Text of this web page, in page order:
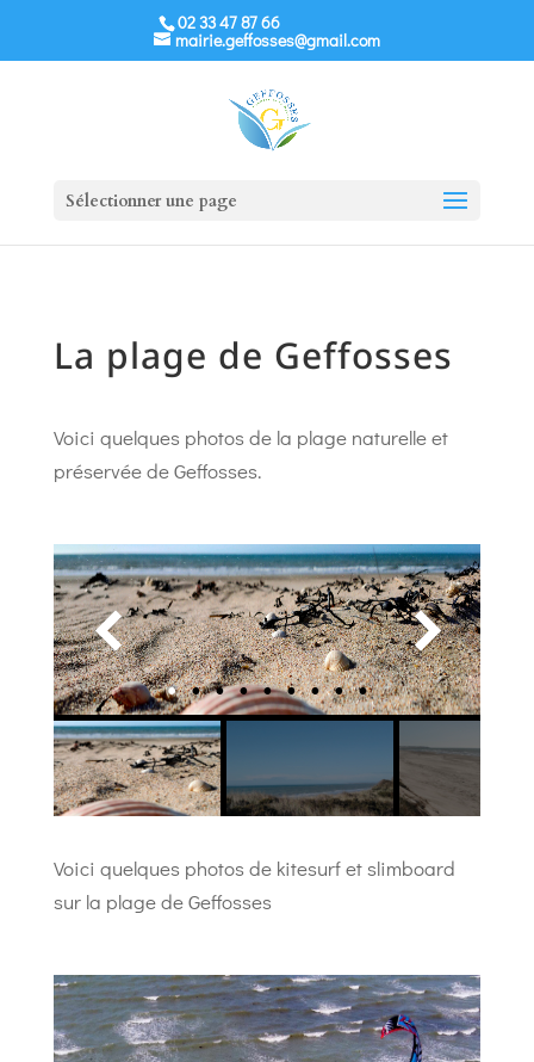
02 33 47 87 66
mairie.geffosses@gmail.com
Sélectionner une page
La plage de Geffosses
Voici quelques photos de la plage naturelle et
préservée de Geffosses.
Voici quelques photos de kitesurf et slimboard
sur la plage de Geffosses